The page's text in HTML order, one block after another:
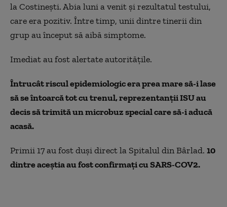
la Costinești. Abia luni a venit și rezultatul testului,
care era pozitiv. Între timp, unii dintre tinerii din
grup au început să aibă simptome.
Imediat au fost alertate autoritățile.
Întrucât riscul epidemiologic era prea mare să-i lase
să se întoarcă tot cu trenul, reprezentanții ISU au
decis să trimită un microbuz special care să-i aducă
acasă.
Primii 17 au fost duși direct la Spitalul din Bârlad. 10
dintre aceștia au fost confirmați cu SARS-COV2.